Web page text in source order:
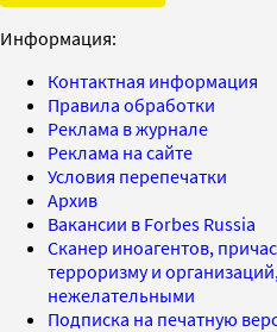
Информация:
Контактная информация
Правила обработки
Реклама в журнале
Реклама на сайте
Условия перепечатки
Архив
Вакансии в Forbes Russia
Сканер иноагентов,
терроризму и
нежелательными
Подписка на печатную